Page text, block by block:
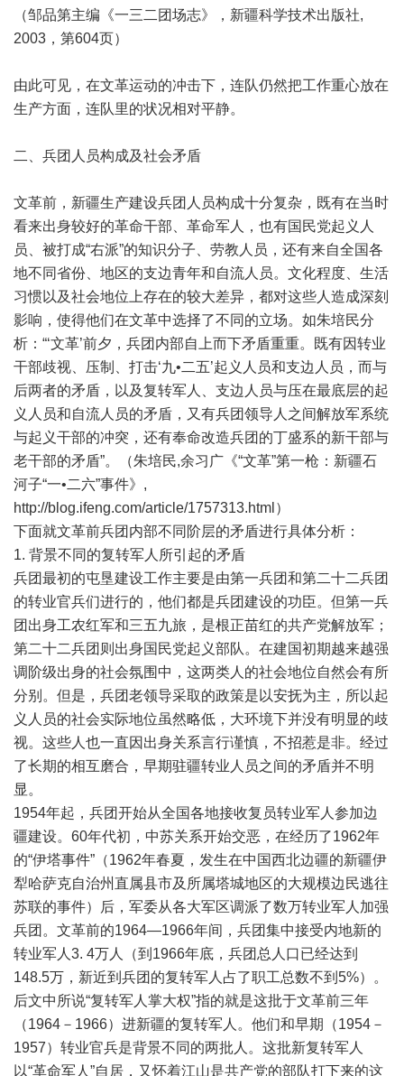
（邹品第主编《一三二团场志》，新疆科学技术出版社,
2003，第604页）
由此可见，在文革运动的冲击下，连队仍然把工作重心放在
生产方面，连队里的状况相对平静。
二、兵团人员构成及社会矛盾
文革前，新疆生产建设兵团人员构成十分复杂，既有在当时
看来出身较好的革命干部、革命军人，也有国民党起义人
员、被打成“右派”的知识分子、劳教人员，还有来自全国各
地不同省份、地区的支边青年和自流人员。文化程度、生活
习惯以及社会地位上存在的较大差异，都对这些人造成深刻
影响，使得他们在文革中选择了不同的立场。如朱培民分
析：“‘文革’前夕，兵团内部自上而下矛盾重重。既有因转业
干部歧视、压制、打击‘九•二五’起义人员和支边人员，而与
后两者的矛盾，以及复转军人、支边人员与压在最底层的起
义人员和自流人员的矛盾，又有兵团领导人之间解放军系统
与起义干部的冲突，还有奉命改造兵团的丁盛系的新干部与
老干部的矛盾”。（朱培民,余习广《“文革”第一枪：新疆石
河子“一•二六”事件》,
http://blog.ifeng.com/article/1757313.html ）
下面就文革前兵团内部不同阶层的矛盾进行具体分析：
1. 背景不同的复转军人所引起的矛盾
兵团最初的屯垦建设工作主要是由第一兵团和第二十二兵团
的转业官兵们进行的，他们都是兵团建设的功臣。但第一兵
团出身工农红军和三五九旅，是根正苗红的共产党解放军；
第二十二兵团则出身国民党起义部队。在建国初期越来越强
调阶级出身的社会氛围中，这两类人的社会地位自然会有所
分别。但是，兵团老领导采取的政策是以安抚为主，所以起
义人员的社会实际地位虽然略低，大环境下并没有明显的歧
视。这些人也一直因出身关系言行谨慎，不招惹是非。经过
了长期的相互磨合，早期驻疆转业人员之间的矛盾并不明
显。
1954年起，兵团开始从全国各地接收复员转业军人参加边
疆建设。60年代初，中苏关系开始交恶，在经历了1962年
的“伊塔事件”（1962年春夏，发生在中国西北边疆的新疆伊
犁哈萨克自治州直属县市及所属塔城地区的大规模边民逃往
苏联的事件）后，军委从各大军区调派了数万转业军人加强
兵团。文革前的1964—1966年间，兵团集中接受内地新的
转业军人3. 4万人（到1966年底，兵团总人口已经达到
148.5万，新近到兵团的复转军人占了职工总数不到5%）。
后文中所说“复转军人掌大权”指的就是这批于文革前三年
（1964－1966）进新疆的复转军人。他们和早期（1954－
1957）转业官兵是背景不同的两批人。这批新复转军人
以“革命军人”自居，又怀着江山是共产党的部队打下来的这